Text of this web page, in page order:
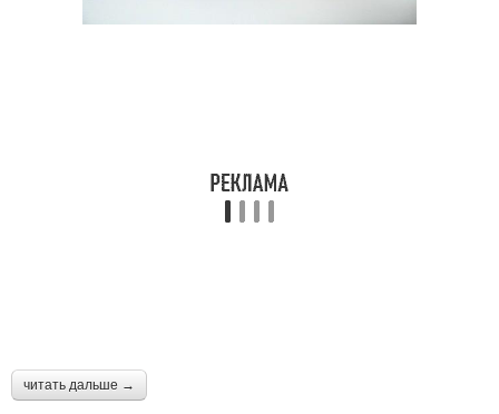
читать дальше →